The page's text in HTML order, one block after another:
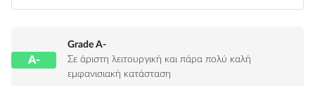
A-
Grade A-
Σε άριστη λειτουργική και πάρα πολύ καλή
εμφανισιακή κατάσταση